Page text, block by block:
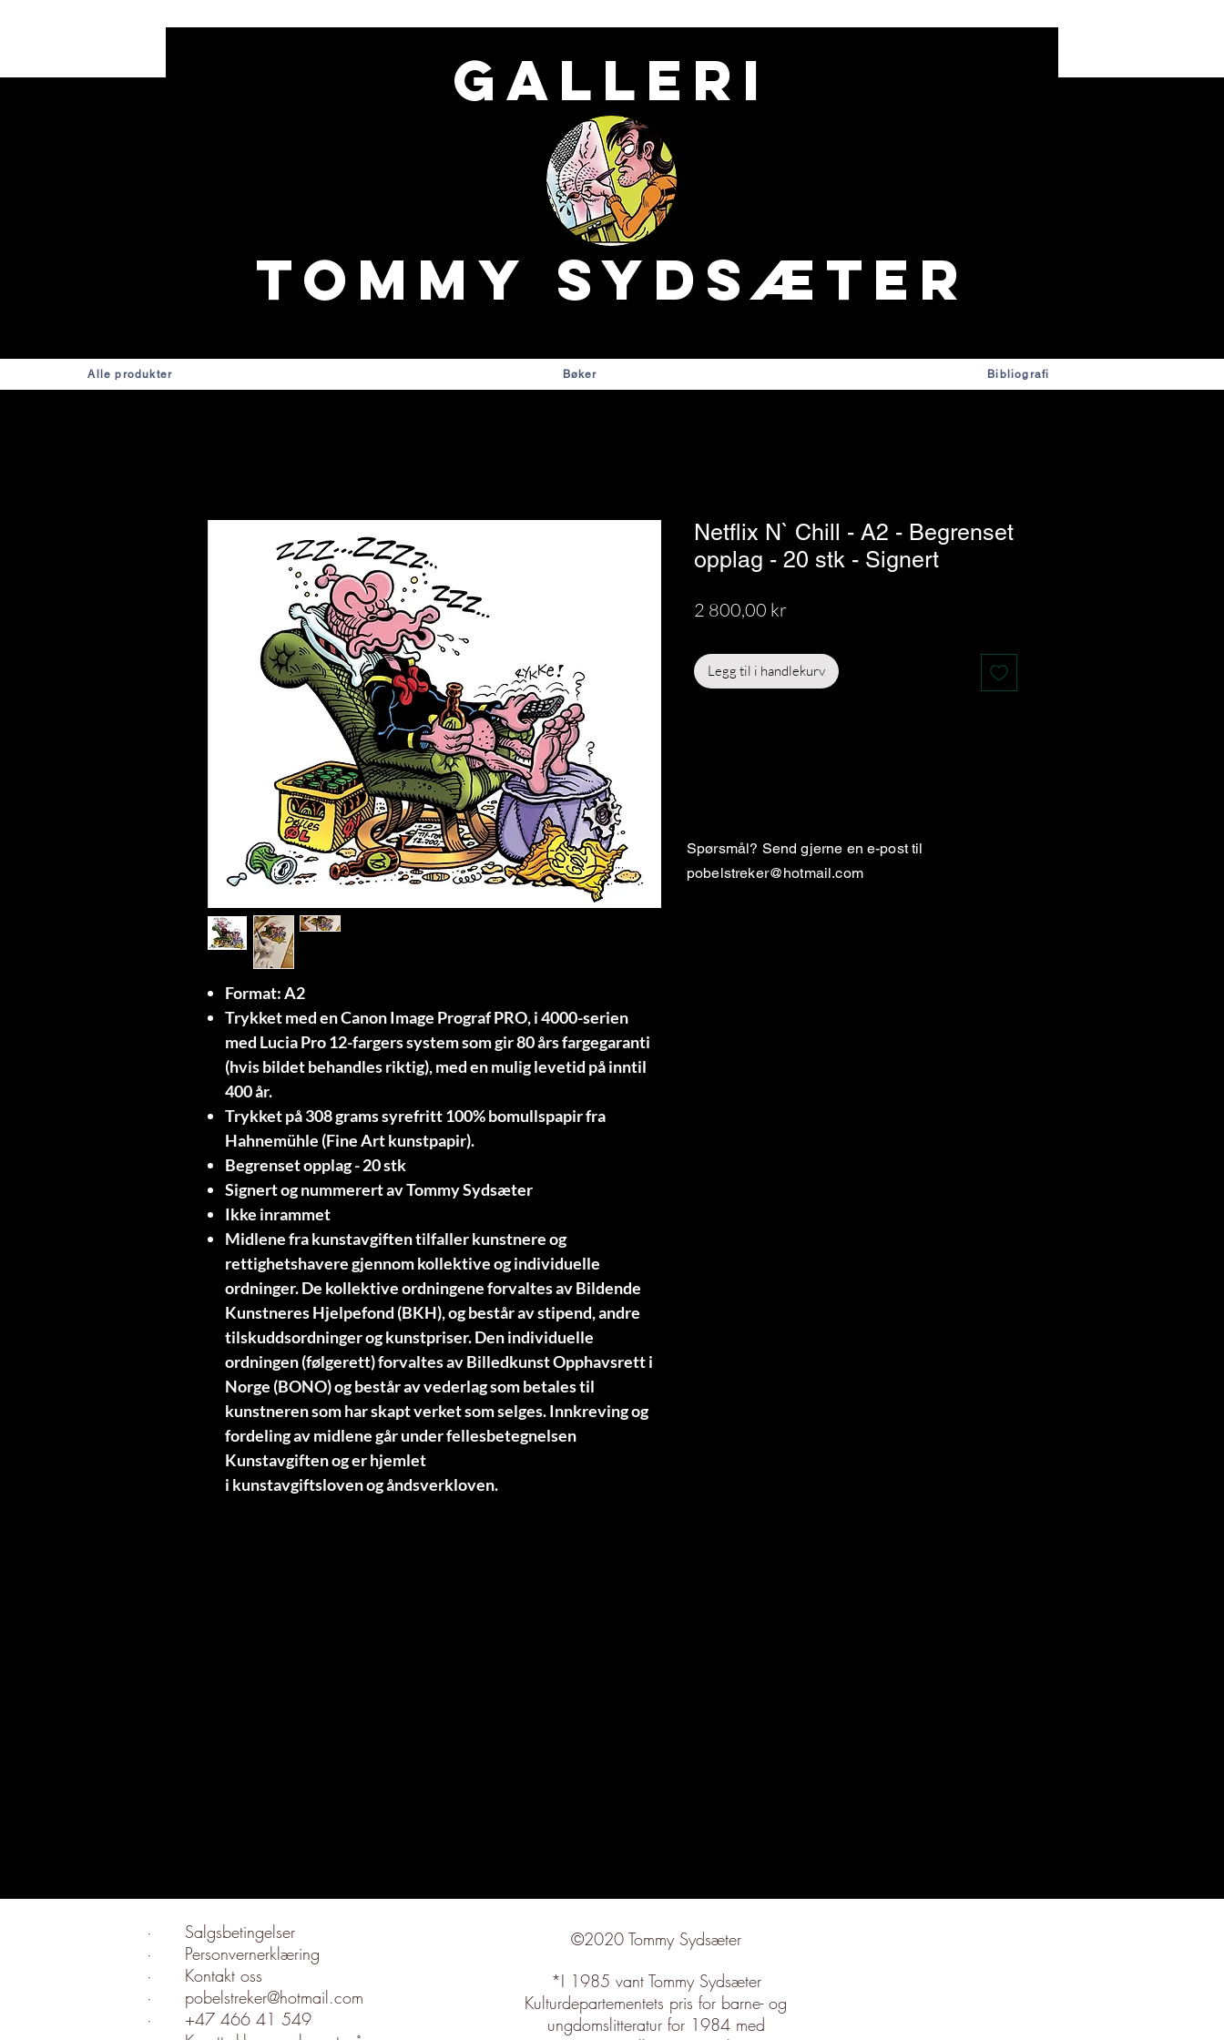
Galleri
Tommy Sydsæter
Alle produkter Bøker Bibliografi
Spørsmål? Send gjerne en e-post til
pobelstreker@hotmail.com
Format: A2
Trykket med en Canon Image Prograf PRO, i 4000-serien
med Lucia Pro 12-fargers system som gir 80 års fargegaranti
(hvis bildet behandles riktig), med en mulig levetid på inntil
400 år.
Trykket på 308 grams syrefritt 100% bomullspapir fra
Hahnemühle (Fine Art kunstpapir).
Begrenset opplag - 20 stk
Signert og nummerert av Tommy Sydsæter
Ikke inrammet
Midlene fra kunstavgiften tilfaller kunstnere og
rettighetshavere gjennom kollektive og individuelle
ordninger. De kollektive ordningene forvaltes av Bildende
Kunstneres Hjelpefond (BKH), og består av stipend, andre
tilskuddsordninger og kunstpriser. Den individuelle
ordningen (følgerett) forvaltes av Billedkunst Opphavsrett i
Norge (BONO) og består av vederlag som betales til
kunstneren som har skapt verket som selges. Innkreving og
fordeling av midlene går under fellesbetegnelsen
Kunstavgiften og er hjemlet
i kunstavgiftsloven og åndsverkloven.
Netflix N` Chill - A2 - Begrenset
opplag - 20 stk - Signert
2 800,00 krPris
Legg til i handlekurv
·
Salgsbetingelser
· Personvernerklæring
· Kontakt oss
· pobelstreker@hotmail.com
· +47 466 41 549
©2020 Tommy Sydsæter
*I 1985 vant Tommy Sydsæter
Kulturdepartementets pris for barne- og
ungdomslitteratur for 1984 med